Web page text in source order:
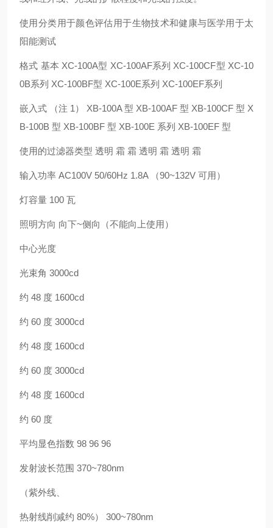
使用分类用于颜色评估用于生物技术和健康与医学用于太
阳能测试
格式 基本 XC-100A型 XC-100AF系列 XC-100CF型 XC-10
0B系列 XC-100BF型 XC-100E系列 XC-100EF系列
嵌入式 （注 1） XB-100A 型 XB-100AF 型 XB-100CF 型 X
B-100B 型 XB-100BF 型 XB-100E 系列 XB-100EF 型
使用的过滤器类型 透明 霜 霜 透明 霜 透明 霜
输入功率 AC100V 50/60Hz 1.8A （90~132V 可用）
灯容量 100 瓦
照明方向 向下~侧向（不能向上使用）
中心光度
光束角 3000cd
约 48 度 1600cd
约 60 度 3000cd
约 48 度 1600cd
约 60 度 3000cd
约 48 度 1600cd
约 60 度
平均显色指数 98 96 96
发射波长范围 370~780nm
（紫外线、
热射线削减约 80%） 300~780nm